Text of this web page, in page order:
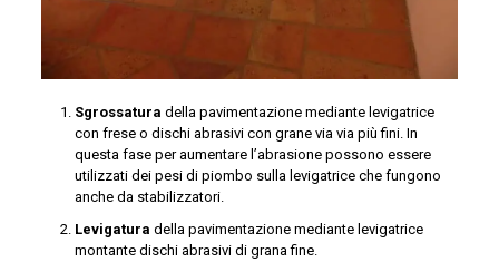
Sgrossatura della pavimentazione mediante levigatrice
con frese o dischi abrasivi con grane via via più fini. In
questa fase per aumentare l’abrasione possono essere
utilizzati dei pesi di piombo sulla levigatrice che fungono
anche da stabilizzatori.
Levigatura della pavimentazione mediante levigatrice
montante dischi abrasivi di grana fine.